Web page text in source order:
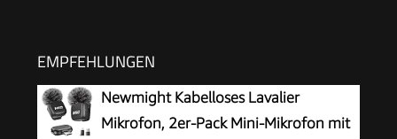
EMPFEHLUNGEN
Newmight Kabelloses Lavalier
Mikrofon, 2er-Pack Mini-Mikrofon mit